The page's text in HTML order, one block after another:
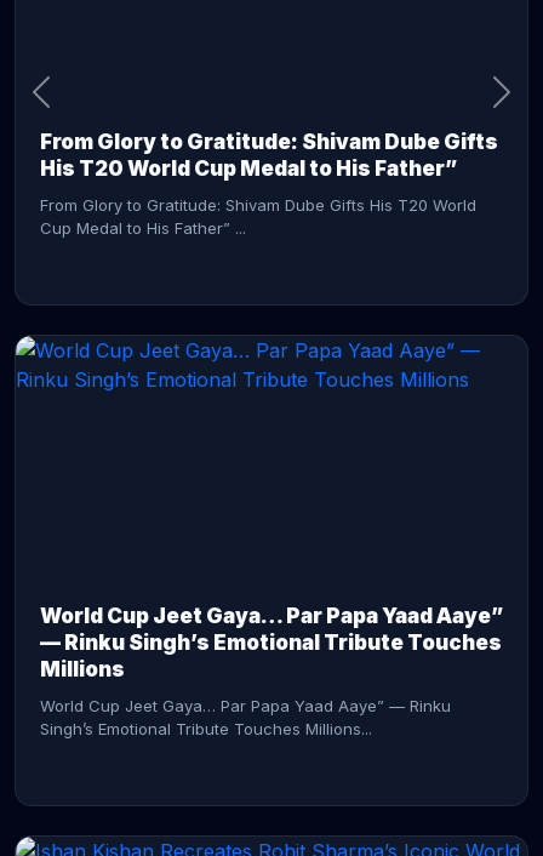
From Glory to Gratitude: Shivam Dube Gifts
His T20 World Cup Medal to His Father”
From Glory to Gratitude: Shivam Dube Gifts His T20 World
Cup Medal to His Father” ...
World Cup Jeet Gaya… Par Papa Yaad Aaye”
— Rinku Singh’s Emotional Tribute Touches
Millions
World Cup Jeet Gaya… Par Papa Yaad Aaye” — Rinku
Singh’s Emotional Tribute Touches Millions...